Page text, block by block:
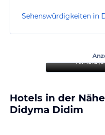
Sehenswürdigkeiten in
Tamara (
Hotels in der
Didyma Didim